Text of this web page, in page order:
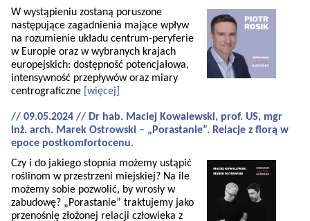
W wystąpieniu zostaną poruszone
następujące zagadnienia mające wpływ
na rozumienie układu centrum-peryferie
w Europie oraz w wybranych krajach
europejskich: dostępność potencjałowa,
intensywność przepływów oraz miary
centrograficzne [więcej]
// 09.05.2024 // Dr hab. Maciej Kowalewski, prof. US, mgr
inż. arch. Marek Ostrowski – „Porastanie”. Relacje z florą w
epoce postkomfortocenu.
Czy i do jakiego stopnia możemy ustąpić
roślinom w przestrzeni miejskiej? Na ile
możemy sobie pozwolić, by wrosły w
zabudowę? „Porastanie” traktujemy jako
przenośnię złożonej relacji człowieka z